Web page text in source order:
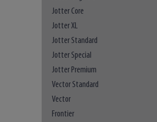
Jotter Core
Jotter XL
Jotter Standard
Jotter Special
Jotter Premium
Vector Standard
Vector
Frontier